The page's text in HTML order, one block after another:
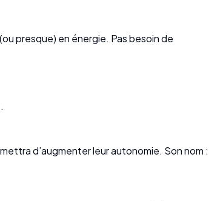
presque) en énergie. Pas besoin de
d’augmenter leur autonomie. Son nom :